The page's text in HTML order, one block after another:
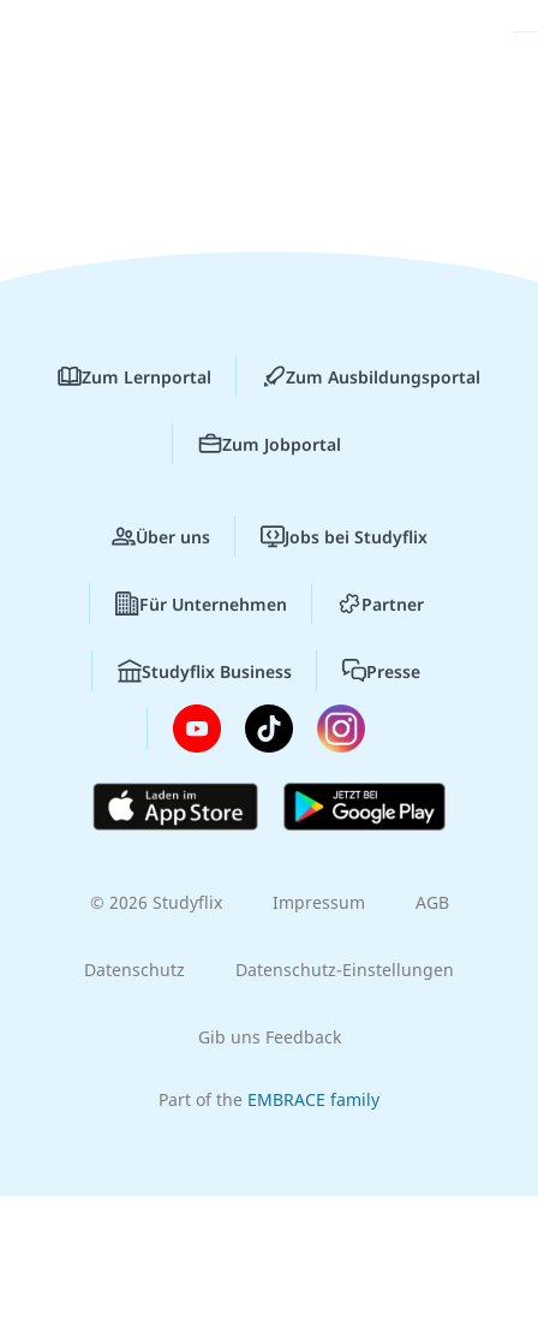
Zum Lernportal Zum Ausbildungsportal
Zum Jobportal
Über uns Jobs bei Studyflix
Für Unternehmen Partner
Studyflix Business Presse
© 2026 Studyflix Impressum AGB
Datenschutz Datenschutz-Einstellungen
Gib uns Feedback
Part of the EMBRACE family